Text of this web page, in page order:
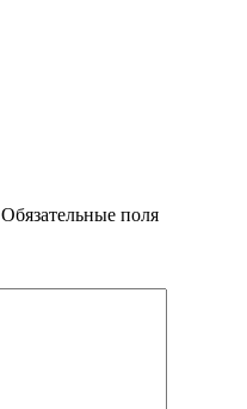
Обязательные поля